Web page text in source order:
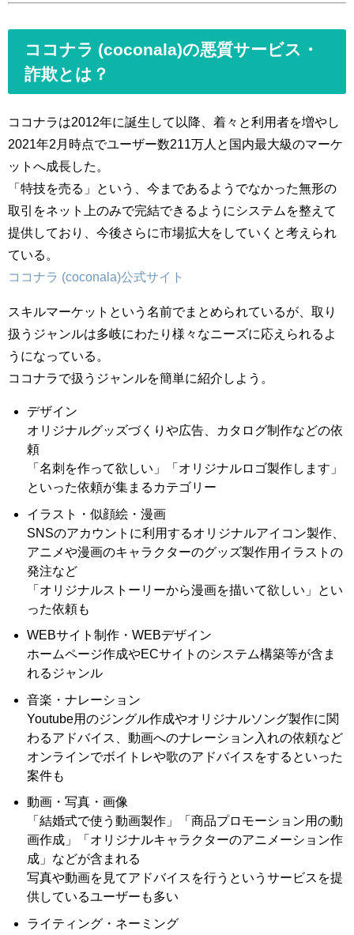
ココナラ (coconala)の悪質サービス・
詐欺とは？
ココナラは2012年に誕生して以降、着々と利用者を増やし
2021年2月時点でユーザー数211万人と国内最大級のマーケ
ットへ成長した。
「特技を売る」という、今まであるようでなかった無形の
取引をネット上のみで完結できるようにシステムを整えて
提供しており、今後さらに市場拡大をしていくと考えられ
ている。
ココナラ (coconala)公式サイト
スキルマーケットという名前でまとめられているが、取り
扱うジャンルは多岐にわたり様々なニーズに応えられるよ
うになっている。
ココナラで扱うジャンルを簡単に紹介しよう。
デザイン
オリジナルグッズづくりや広告、カタログ制作などの依
頼
「名刺を作って欲しい」「オリジナルロゴ製作します」
といった依頼が集まるカテゴリー
イラスト・似顔絵・漫画
SNSのアカウントに利用するオリジナルアイコン製作、
アニメや漫画のキャラクターのグッズ製作用イラストの
発注など
「オリジナルストーリーから漫画を描いて欲しい」とい
った依頼も
WEBサイト制作・WEBデザイン
ホームページ作成やECサイトのシステム構築等が含ま
れるジャンル
音楽・ナレーション
Youtube用のジングル作成やオリジナルソング製作に関
わるアドバイス、動画へのナレーション入れの依頼など
オンラインでボイトレや歌のアドバイスをするといった
案件も
動画・写真・画像
「結婚式で使う動画製作」「商品プロモーション用の動
画作成」「オリジナルキャラクターのアニメーション作
成」などが含まれる
写真や動画を見てアドバイスを行うというサービスを提
供しているユーザーも多い
ライティング・ネーミング